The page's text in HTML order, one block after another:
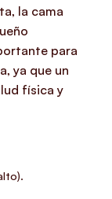
la cama
para
ya que un
física y